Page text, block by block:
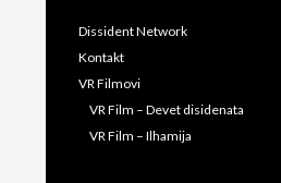
Dissident Network
Kontakt
VR Filmovi
VR Film – Devet disidenata
VR Film – Ilhamija